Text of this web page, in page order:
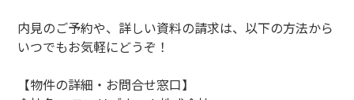
内見のご予約や、詳しい資料の請求は、以下の方法から
いつでもお気軽にどうぞ！
【物件の詳細・お問合せ窓口】